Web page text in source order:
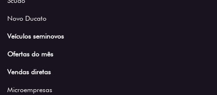
Novo Ducato
Veículos seminovos
Ofertas do mês
Vendas diretas
Microempresas